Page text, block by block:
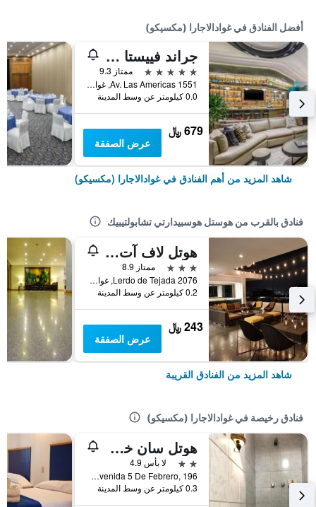
أفضل الفنادق في غوادالاجارا (مكسيكو)
جراند فييستا أمريكانا جوادالاجارا كانتري كلوب
5 نجوم
ممتاز 9.3
Av. Las Americas 1551, غوادالاجارا (مكسيكو), ولاية خاليسكو, المكسيك
0.0 كيلومتر عن وسط المدينة
679 ﷼
عرض الصفقة
شاهد المزيد من أهم الفنادق في غوادالاجارا (مكسيكو)
فنادق بالقرب من هوستل هوسبيدارتي تشابولتيبيك
هوتل لاف آت كاس كونسوليتي
3 نجوم
ممتاز 8.9
Lerdo de Tejada 2076, غوادالاجارا (مكسيكو), ولاية خاليسكو, المكسيك
0.2 كيلومتر عن وسط المدينة
243 ﷼
عرض الصفقة
شاهد المزيد من الفنادق القريبة
فنادق رخيصة في غوادالاجارا (مكسيكو)
هوتل سان خوان
2 نجمتين
لا بأس 4.9
Avenida 5 De Febrero, 196, غوادالاجارا (مكسيكو), ولاية خاليسكو, المكسيك
0.3 كيلومتر عن وسط المدينة